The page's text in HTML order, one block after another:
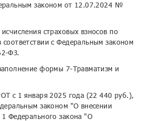
законом от 12.07.2024 №
страховых взносов по
с Федеральным законом
ФЗ.
формы 7-Травматизм и
с 1 января 2025 года (22 440 руб.),
законом "О внесении
1 Федерального закона "О